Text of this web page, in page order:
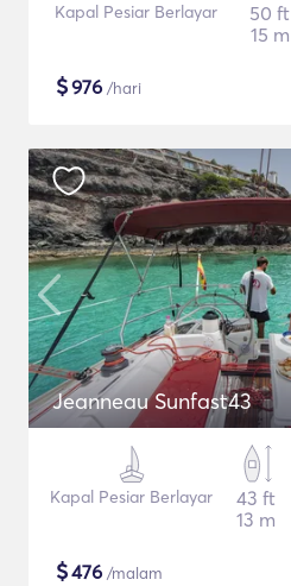
Kapal Pesiar Berlayar
50 ft
15 m
$976 /hari
Jeanneau Sunfast43
Kapal Pesiar Berlayar
43 ft
13 m
$476 /malam